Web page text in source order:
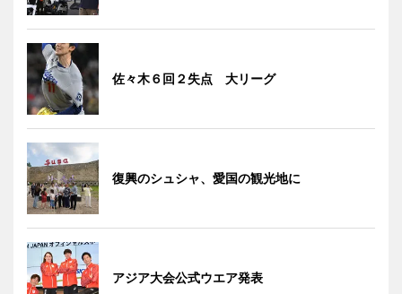
佐々木６回２失点 大リーグ
復興のシュシャ、愛国の観光地に
アジア大会公式ウエア発表